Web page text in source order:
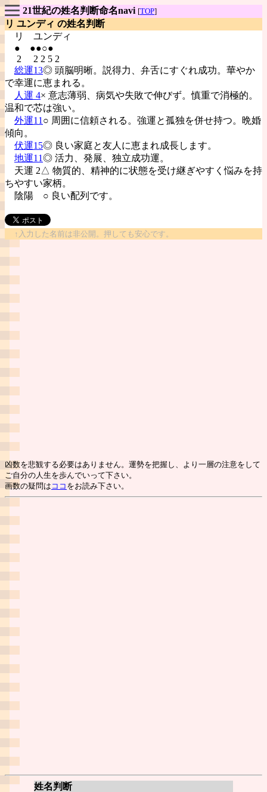
21世紀の姓名判断命名navi [TOP]
リ ユンディ の姓名判断
リ ユンディ
● ●●○●
2 2 2 5 2
総運13◎ 頭脳明晰。説得力、弁舌にすぐれ成功。華やか
で幸運に恵まれる。
人運 4× 意志薄弱、病気や失敗で伸びず。慎重で消極的。
温和で芯は強い。
外運11 ○ 周囲に信頼される。強運と孤独を併せ持つ。晩婚
傾向。
伏運15◎ 良い家庭と友人に恵まれ成長します。
地運11◎ 活力、発展、独立成功運。
天運 2△ 物質的、精神的に状態を受け継ぎやすく悩みを持
ちやすい家柄。
陰陽 ○ 良い配列です。
↑入力した名前は非公開。押しても安心です。
凶数を悲観する必要はありません。運勢を把握し、より一層の注意をして
ご自分の人生を歩んでいって下さい。
画数の疑問は ココ をお読み下さい。
姓名判断